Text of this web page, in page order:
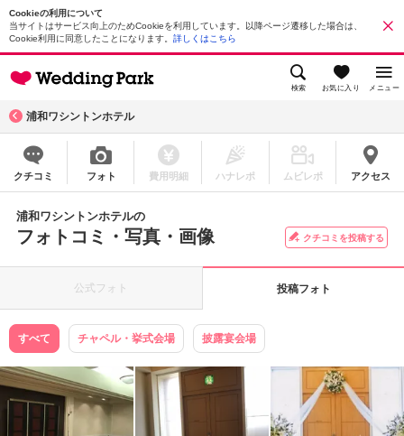
Cookieの利用について
当サイトはサービス向上のためCookieを利用しています。以降ページ遷移した場合は、
Cookie利用に同意したことになります。 詳しくはこちら
検索 お気に入り メニュー
浦和ワシントンホテル
クチコミ フォト 費用明細 ハナレポ ムビレポ アクセス
浦和ワシントンホテルの
フォトコミ・写真・画像 クチコミを投稿する
公式フォト 投稿フォト
すべて チャペル・挙式会場 披露宴会場